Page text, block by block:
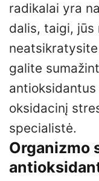
radikalai yra
dalis, taigi, jūs
galite
oksidacinį
specialistė.
Organizmo